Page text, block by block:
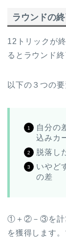
ラウンドの
12トリックが
るとラウンド終
以下の３つの
自分の
込みカ
脱落し
いやど
の差
①＋②－③を計
を獲得します